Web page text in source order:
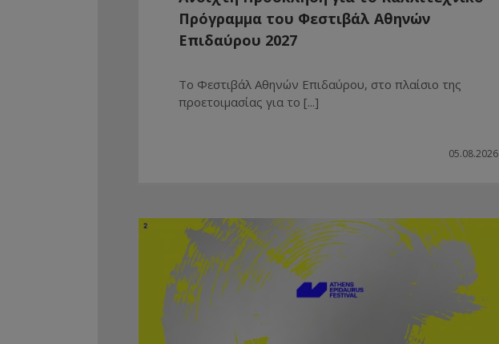
Πρόγραμμα του Φεστιβάλ Αθηνών
Επιδαύρου 2027
05.08.2026
Το Φεστιβάλ Αθηνών Επιδαύρου, στο πλαίσιο της
προετοιμασίας για το [...]